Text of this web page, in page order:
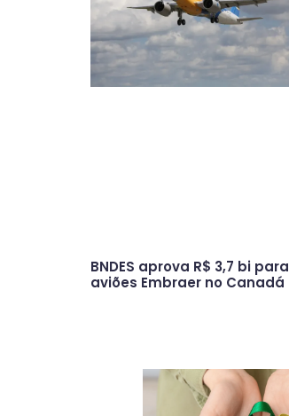
BNDES aprova R$ 3,7 bi para
aviões Embraer no Canadá